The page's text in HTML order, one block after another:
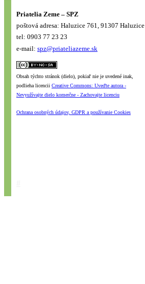
Priatelia Zeme – SPZ
poštová adresa: Haluzice 761, 91307 Haluzice
tel: 0903 77 23 23
e-mail: spz@priateliazeme.sk
Obsah týchto stránok (dielo), pokiaľ nie je uvedené inak,
podlieha licencii Creative Commons: Uveďte autora -
Nevyužívajte dielo komerčne - Zachovajte licenciu
Ochrana osobných údajov, GDPR a používanie Cookies